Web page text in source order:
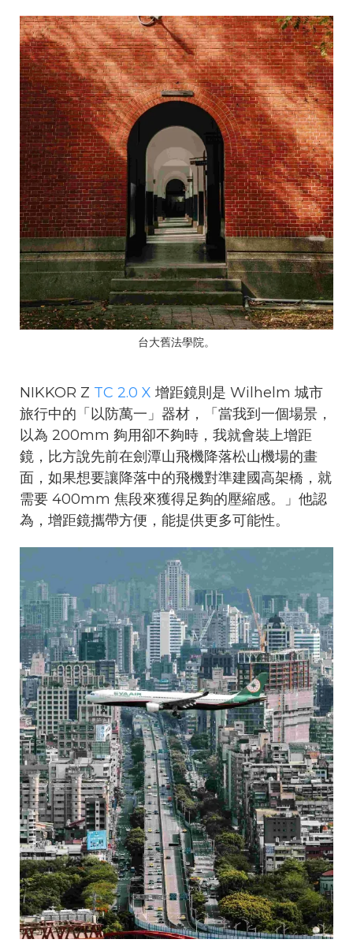
台大舊法學院。
NIKKOR Z TC 2.0 X 增距鏡則是 Wilhelm 城市
旅行中的「以防萬一」器材，「當我到一個場景，
以為 200mm 夠用卻不夠時，我就會裝上增距
鏡，比方說先前在劍潭山飛機降落松山機場的畫
面，如果想要讓降落中的飛機對準建國高架橋，就
需要 400mm 焦段來獲得足夠的壓縮感。」他認
為，增距鏡攜帶方便，能提供更多可能性。